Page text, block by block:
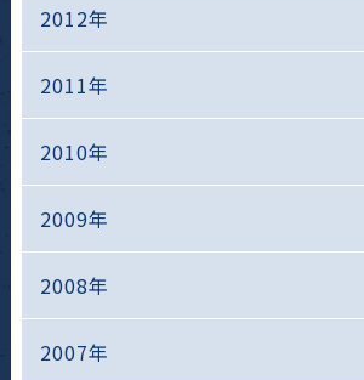
2012年
2011年
2010年
2009年
2008年
2007年